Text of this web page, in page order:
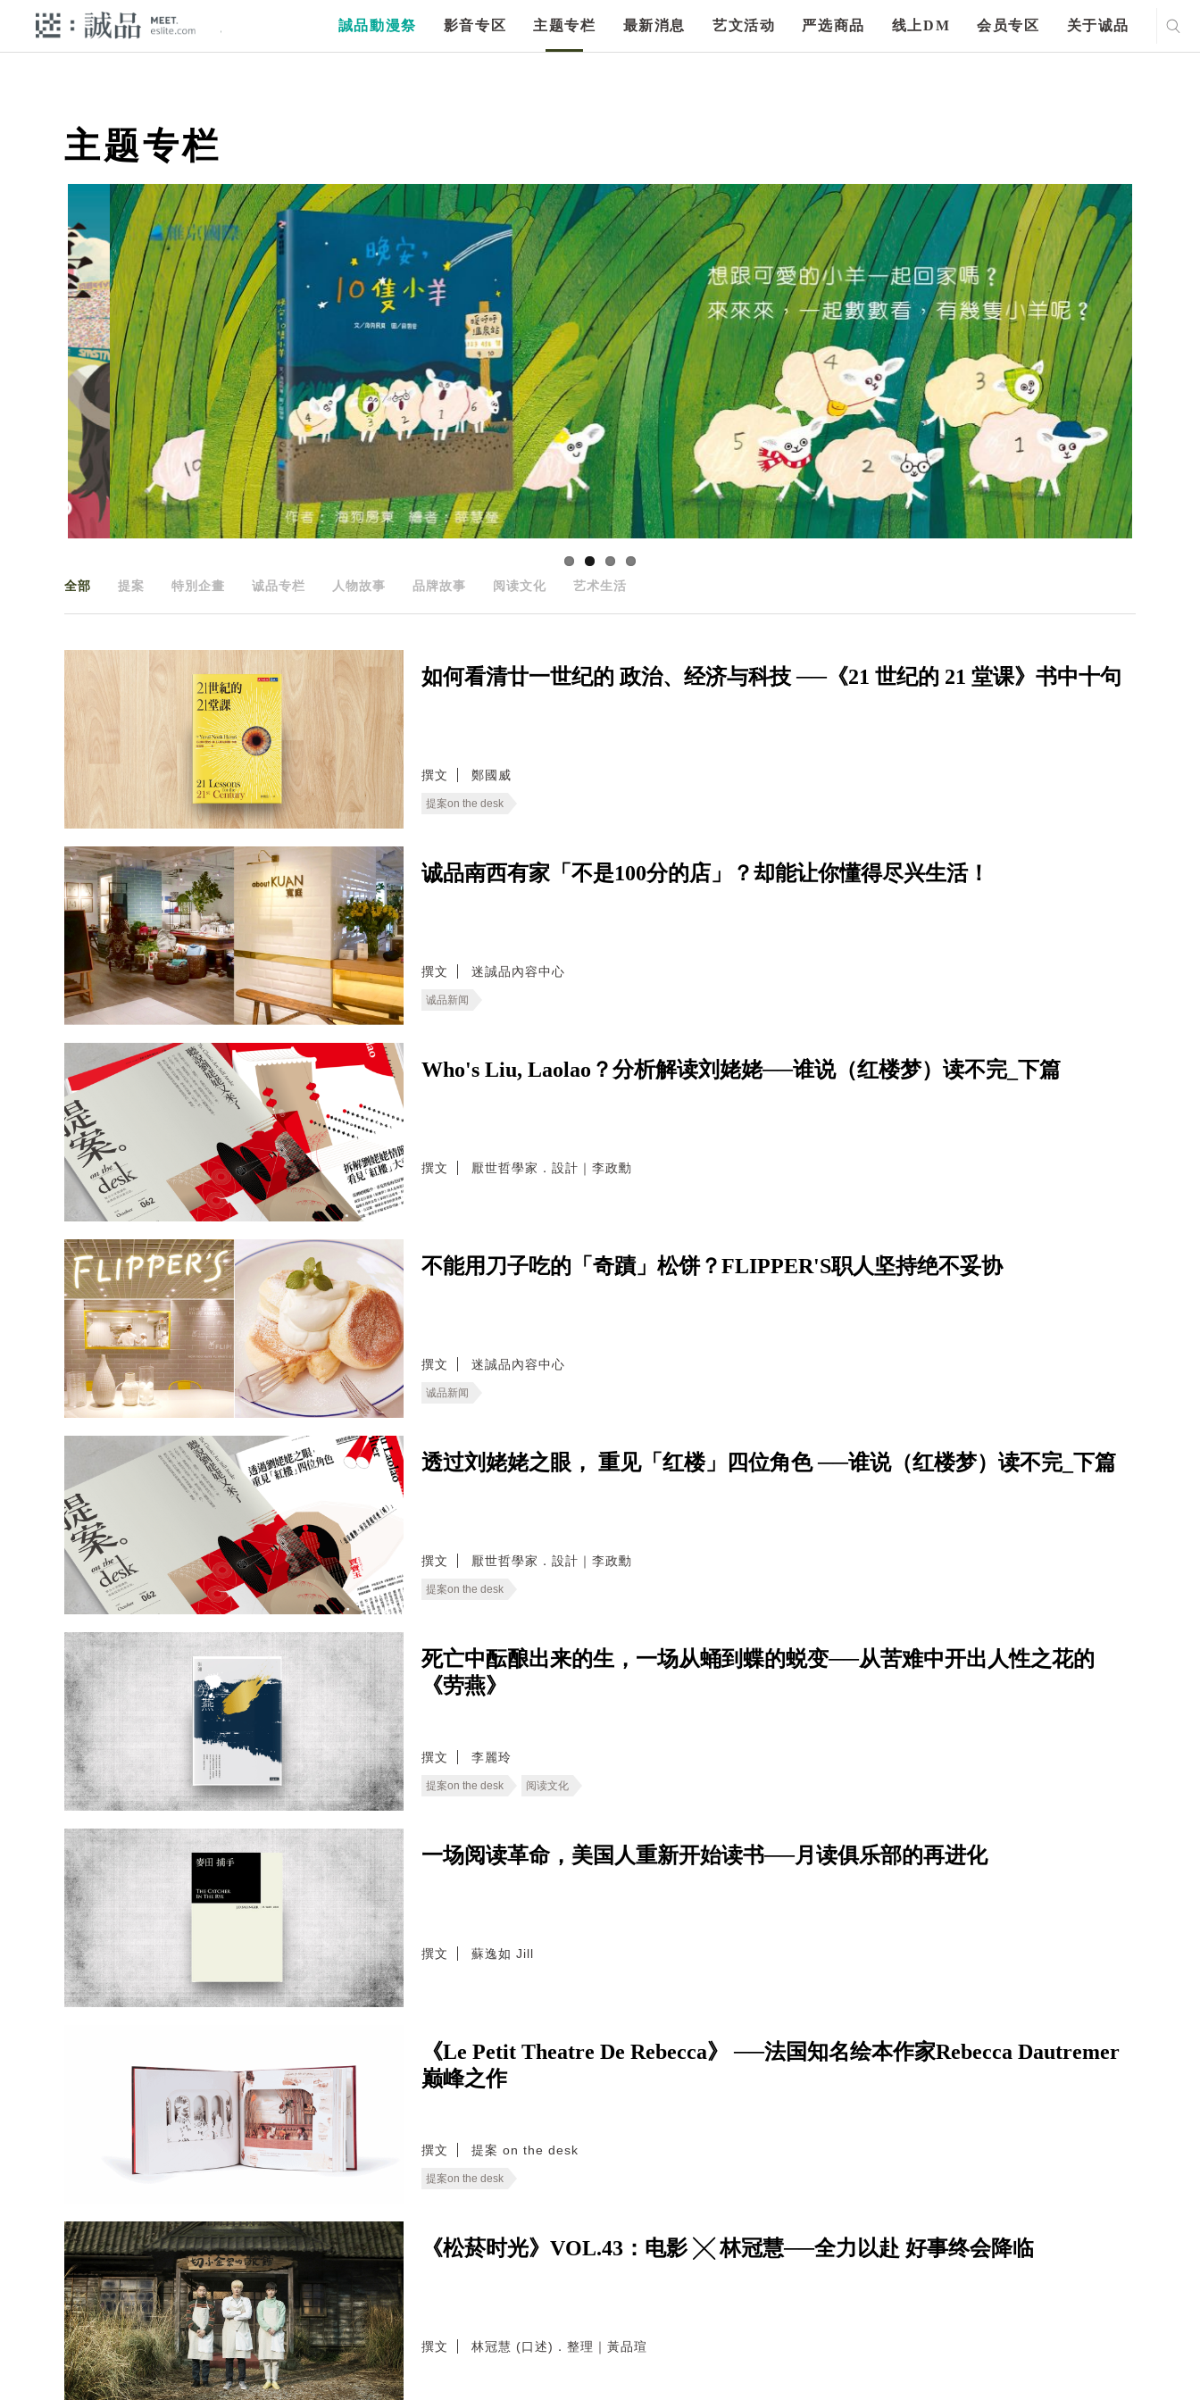
誠品動漫祭 影音专区 主题专栏 最新消息 艺文活动 严选商品 线上DM 会员专区 关于诚品
主题专栏
全部 提案 特別企畫 诚品专栏 人物故事 品牌故事 阅读文化 艺术生活
如何看清廿一世纪的 政治、经济与科技 ──《21 世纪的 21 堂课》书中十句
撰文 鄭國威
提案on the desk
诚品南西有家「不是100分的店」？却能让你懂得尽兴生活！
撰文 迷誠品內容中心
诚品新闻
Who's Liu, Laolao？分析解读刘姥姥──谁说（红楼梦）读不完_下篇
撰文 厭世哲學家．設計｜李政勳
不能用刀子吃的「奇蹟」松饼？FLIPPER'S职人坚持绝不妥协
撰文 迷誠品內容中心
诚品新闻
透过刘姥姥之眼， 重见「红楼」四位角色 ──谁说（红楼梦）读不完_下篇
撰文 厭世哲學家．設計｜李政勳
提案on the desk
死亡中酝酿出来的生，一场从蛹到蝶的蜕变──从苦难中开出人性之花的
《劳燕》
撰文 李麗玲
提案on the desk 阅读文化
一场阅读革命，美国人重新开始读书──月读俱乐部的再进化
撰文 蘇逸如 Jill
《Le Petit Theatre De Rebecca》 ──法国知名绘本作家Rebecca Dautremer
巅峰之作
撰文 提案 on the desk
提案on the desk
《松菸时光》VOL.43：电影 ╳ 林冠慧──全力以赴 好事终会降临
撰文 林冠慧 (口述)．整理｜黃品瑄